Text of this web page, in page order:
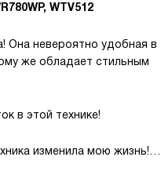
WTV512
Она невероятно удобная в
же обладает стильным
в этой технике!
изменила мою жизнь!
белья занимали много